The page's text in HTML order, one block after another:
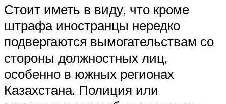
Стоит иметь в виду, что кроме
штрафа иностранцы нередко
подвергаются вымогательствам со
стороны должностных лиц,
особенно в южных регионах
Казахстана. Полиция или